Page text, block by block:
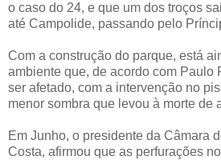
o caso do 24, e que um dos troços
até Campolide, passando pelo
Com a construção do parque, está
ambiente que, de acordo com Paulo
ser afetado, com a intervenção no
menor sombra que levou à morte de
Em Junho, o presidente da Câmara
Costa, afirmou que as perfurações